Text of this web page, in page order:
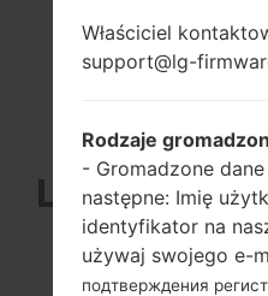
LG
Z
Właściciel
support@lg-
Rodzaje
- Gromadzone
następne: Imię
identyfikator na
używaj swojego e-
подтверждения